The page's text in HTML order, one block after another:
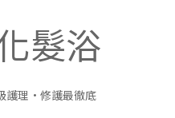
髮浴
護理•修護最徹底